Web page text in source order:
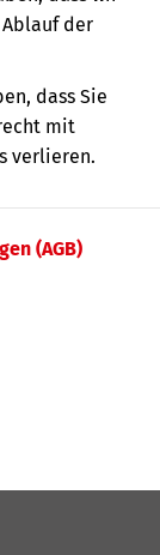
der
dass Sie
mit
verlieren.
(AGB)